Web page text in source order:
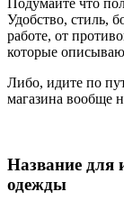
Подумайте что
Удобство, стиль,
работе, от
которые
Либо, идите по
магазина вообще
Название для
одежды